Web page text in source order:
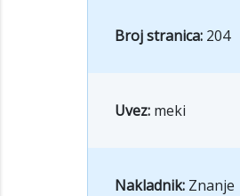
Broj stranica: 204
Uvez: meki
Nakladnik: Znanje